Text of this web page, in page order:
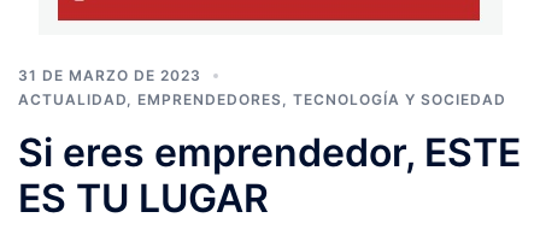
31 DE MARZO DE 2023
ACTUALIDAD
EMPRENDEDORES TECNOLOGÍA Y SOCIEDAD
Si eres emprendedor, ESTE
ES TU LUGAR